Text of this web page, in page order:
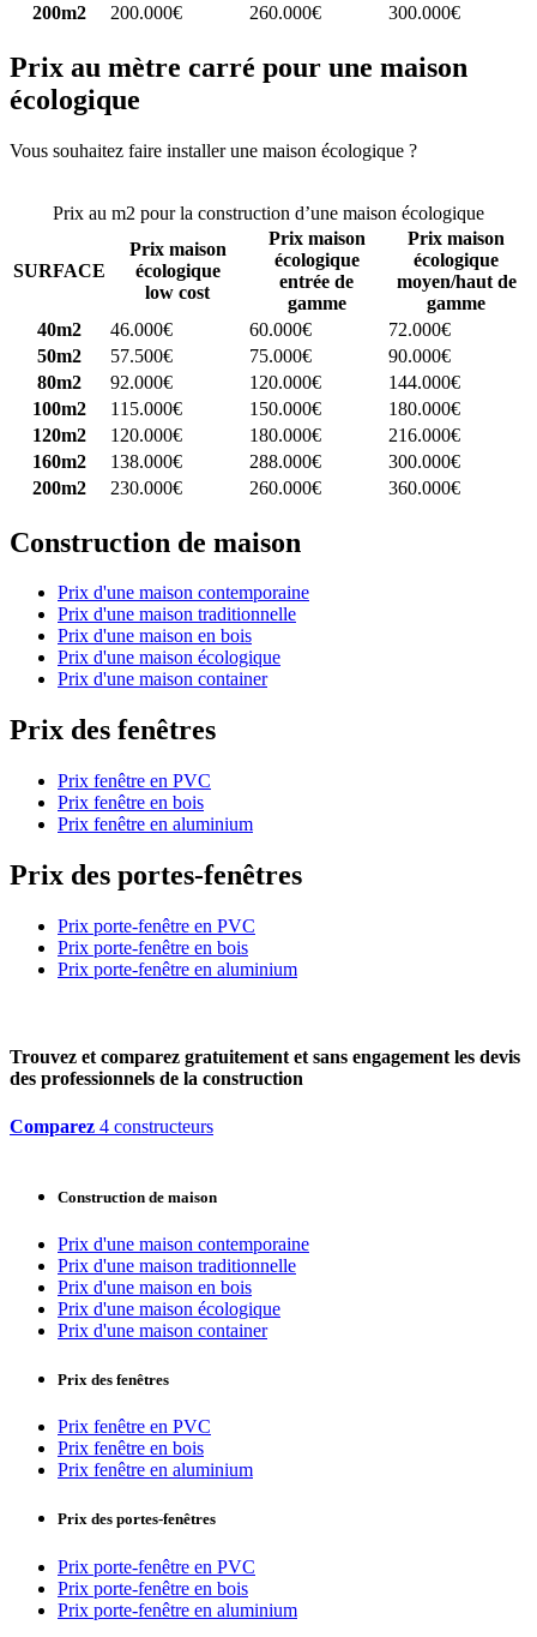
200m2
200.000€ 260.000€ 300.000€
Prix au mètre carré pour une maison
écologique
Vous souhaitez faire installer une maison écologique ?
Prix au m2 pour la construction d’une maison écologique
SURFACE
Prix maison
écologique
low cost
Prix maison
écologique
entrée de
gamme
Prix maison
écologique
moyen/haut de
gamme
40m2
46.000€ 60.000€
72.000€
50m2
57.500€ 75.000€
90.000€
80m2
92.000€ 120.000€
144.000€
100m2
115.000€ 150.000€
180.000€
120m2
120.000€ 180.000€
216.000€
160m2
138.000€ 288.000€
300.000€
200m2
230.000€ 260.000€ 360.000€
Construction de maison
Prix d'une maison contemporaine
Prix d'une maison traditionnelle
Prix d'une maison en bois
Prix d'une maison écologique
Prix d'une maison container
Prix des fenêtres
Prix fenêtre en PVC
Prix fenêtre en bois
Prix fenêtre en aluminium
Prix des portes-fenêtres
Prix porte-fenêtre en PVC
Prix porte-fenêtre en bois
Prix porte-fenêtre en aluminium
Trouvez et comparez gratuitement et sans engagement les devis
des professionnels de la construction
Comparez 4 constructeurs
Construction de maison
Prix d'une maison contemporaine
Prix d'une maison traditionnelle
Prix d'une maison en bois
Prix d'une maison écologique
Prix d'une maison container
Prix des fenêtres
Prix fenêtre en PVC
Prix fenêtre en bois
Prix fenêtre en aluminium
Prix des portes-fenêtres
Prix porte-fenêtre en PVC
Prix porte-fenêtre en bois
Prix porte-fenêtre en aluminium